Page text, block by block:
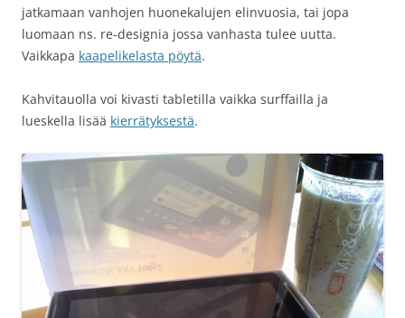
jatkamaan vanhojen huonekalujen elinvuosia, tai jopa
luomaan ns. re-designia jossa vanhasta tulee uutta.
Vaikkapa kaapelikelasta pöytä.
Kahvitauolla voi kivasti tabletilla vaikka surffailla ja
lueskella lisää kierrätyksestä.